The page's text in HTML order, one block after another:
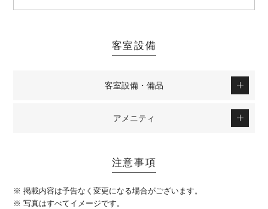
客室設備
客室設備・備品
アメニティ
注意事項
※ 掲載内容は予告なく変更になる場合がございます。
※ 写真はすべてイメージです。